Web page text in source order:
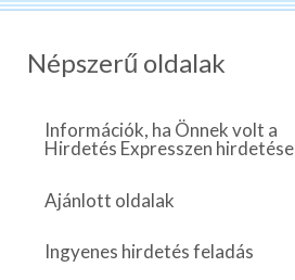
Népszerű oldalak
Információk, ha Önnek volt a
Hirdetés Expresszen hirdetése
Ajánlott oldalak
Ingyenes hirdetés feladás